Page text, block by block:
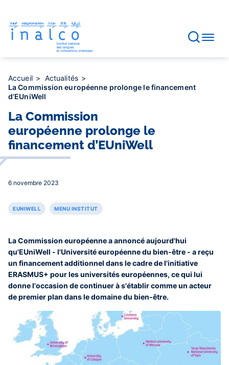
contenu
principal
Accueil
Actualités
La Commission européenne prolonge le financement
d’EUniWell
La Commission
européenne prolonge le
financement d’EUniWell
6 novembre 2023
EUNIWELL MENU INSTITUT
La Commission européenne a annoncé aujourd'hui
qu'EUniWell - l'Université européenne du bien-être - a reçu
un financement additionnel dans le cadre de l'initiative
ERASMUS+ pour les universités européennes, ce qui lui
donne l'occasion de continuer à s'établir comme un acteur
de premier plan dans le domaine du bien-être.